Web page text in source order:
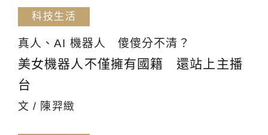
科技生活
真人、AI 機器人 傻傻分不清？
美女機器人不僅擁有國籍 還站上主播
台
文 / 陳羿緻